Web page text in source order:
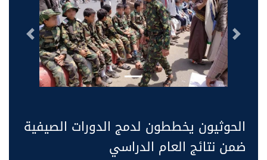
التالى السابق
الحوثيون يخططون لدمج الدورات الصيفية
ضمن نتائج العام الدراسي